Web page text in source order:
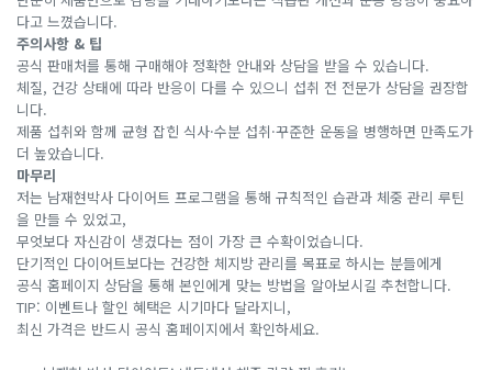
다고 느꼈습니다.
주의사항 & 팁
공식 판매처를 통해 구매해야 정확한 안내와 상담을 받을 수 있습니다.
체질, 건강 상태에 따라 반응이 다를 수 있으니 섭취 전 전문가 상담을 권장합
니다.
제품 섭취와 함께 균형 잡힌 식사·수분 섭취·꾸준한 운동을 병행하면 만족도가
더 높았습니다.
마무리
저는 남재현박사 다이어트 프로그램을 통해 규칙적인 습관과 체중 관리 루틴
을 만들 수 있었고,
무엇보다 자신감이 생겼다는 점이 가장 큰 수확이었습니다.
단기적인 다이어트보다는 건강한 체지방 관리를 목표로 하시는 분들에게
공식 홈페이지 상담을 통해 본인에게 맞는 방법을 알아보시길 추천합니다.
TIP: 이벤트나 할인 혜택은 시기마다 달라지니,
최신 가격은 반드시 공식 홈페이지에서 확인하세요.